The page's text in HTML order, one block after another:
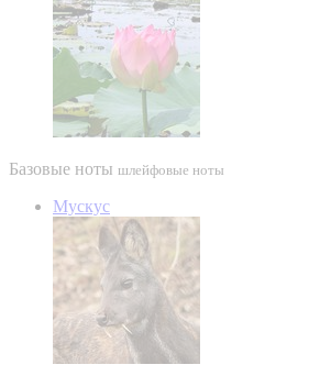
Базовые ноты шлейфовые ноты
Мускус